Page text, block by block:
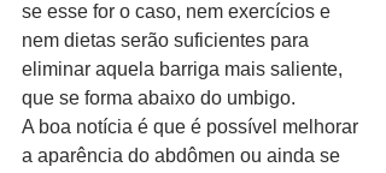
se esse for o caso, nem exercícios e
nem dietas serão suficientes para
eliminar aquela barriga mais saliente,
que se forma abaixo do umbigo.
A boa notícia é que é possível melhorar
a aparência do abdômen ou ainda se